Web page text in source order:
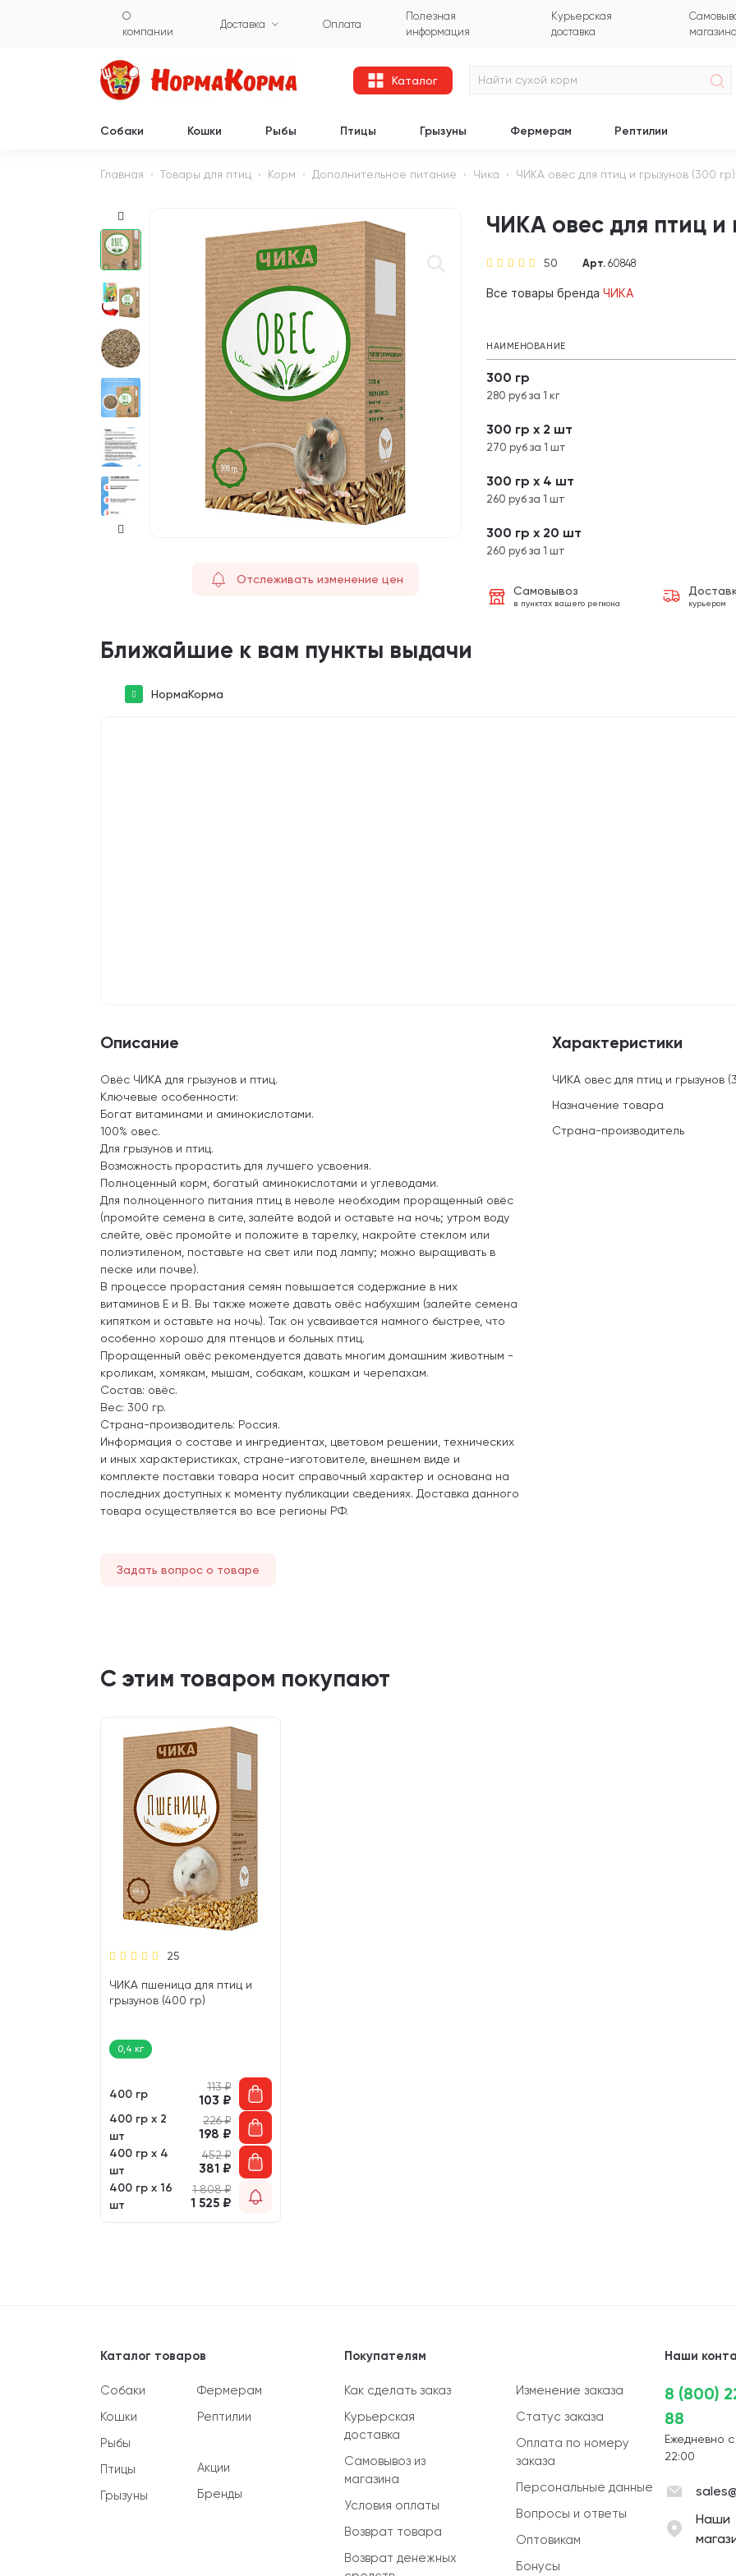
О
компании
Доставка Оплата
Полезная
информация
Курьерская
доставка
магазина
Каталог
Собаки Кошки Рыбы Птицы Грызуны Фермерам Рептилии
Главная Товары для птиц Корм Дополнительное питание Чика ЧИКА овес для птиц и грызунов (300 гр)
Отслеживать изменение цен
ЧИКА овес для птиц и
50 Арт. 60848
Все товары бренда ЧИКА
НАИМЕНОВАНИЕ
300 гр
280 руб за 1 кг
300 гр х 2 шт
270 руб за 1 шт
300 гр х 4 шт
260 руб за 1 шт
300 гр х 20 шт
260 руб за 1 шт
Самовывоз
в пунктах вашего региона курьером
Ближайшие к вам пункты выдачи
НормаКорма
Описание
Овёс ЧИКА для грызунов и птиц.
Ключевые особенности:
Богат витаминами и аминокислотами.
100% овес.
Для грызунов и птиц.
Возможность прорастить для лучшего усвоения.
Полноценный корм, богатый аминокислотами и углеводами.
Для полноценного питания птиц в неволе необходим проращенный овёс
(промойте семена в сите, залейте водой и оставьте на ночь; утром воду
слейте, овёс промойте и положите в тарелку, накройте стеклом или
полиэтиленом, поставьте на свет или под лампу; можно выращивать в
песке или почве).
В процессе прорастания семян повышается содержание в них
витаминов Е и В. Вы также можете давать овёс набухшим (залейте семена
кипятком и оставьте на ночь). Так он усваивается намного быстрее, что
особенно хорошо для птенцов и больных птиц.
Проращенный овёс рекомендуется давать многим домашним животным -
кроликам, хомякам, мышам, собакам, кошкам и черепахам.
Состав: овёс.
Вес: 300 гр.
Страна-производитель: Россия.
Информация о составе и ингредиентах, цветовом решении, технических
и иных характеристиках, стране-изготовителе, внешнем виде и
комплекте поставки товара носит справочный характер и основана на
последних доступных к моменту публикации сведениях. Доставка данного
товара осуществляется во все регионы РФ.
Задать вопрос о товаре
Характеристики
ЧИКА овес для птиц и грызунов
Назначение товара
Страна-производитель
С этим товаром покупают
25
ЧИКА пшеница для птиц и
грызунов (400 гр)
0,4 кг
400 гр
113₽
103 ₽
400 гр х 2
шт
226₽
198 ₽
400 гр х 4
шт
452₽
381 ₽
400 гр х 16
шт
1 808₽
1 525 ₽
Каталог товаров
Собаки
Кошки
Рыбы
Птицы
Грызуны
Фермерам
Рептилии
Акции
Бренды
Покупателям
Как сделать заказ
Курьерская
доставка
Самовывоз из
магазина
Условия оплаты
Возврат товара
Возврат денежных
Изменение заказа
Статус заказа
Оплата по номеру
заказа
Персональные данные
Вопросы и ответы
Оптовикам
Бонусы
Наши
8 (800)
88
Ежедневно
22:00
Наши